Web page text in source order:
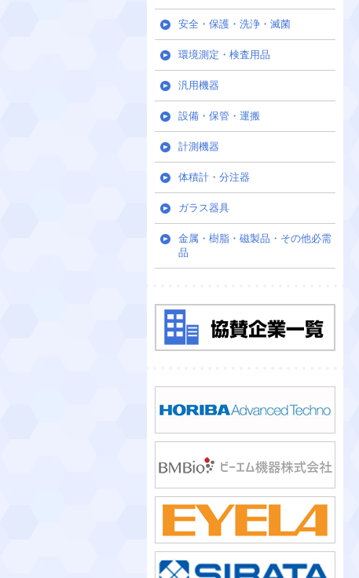
安全・保護・洗浄・滅菌
環境測定・検査用品
汎用機器
設備・保管・運搬
計測機器
体積計・分注器
ガラス器具
金属・樹脂・磁製品・その他必需
品